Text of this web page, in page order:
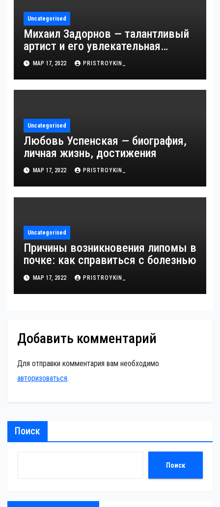
Uncategorised
Михаил Задорнов — талантливый
артист и его увлекательная
биография — выдающиеся
достижения, известность и
интересные факты из личной
МАР 17, 2022 PRISTROYKIN_
Uncategorised
Любовь Успенская — биография,
личная жизнь, достижения
МАР 17, 2022 PRISTROYKIN_
Uncategorised
Причины возникновения липомы в
почке: как справиться с болезнью
МАР 17, 2022 PRISTROYKIN_
Добавить комментарий
Для отправки комментария вам необходимо
авторизоваться.
Поиск
Поиск